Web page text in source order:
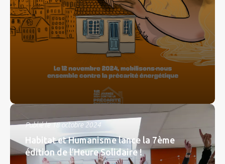
Publié le 18 octobre 2024
Habitat et Humanisme lance la 7ème
édition de l’Heure Solidaire !